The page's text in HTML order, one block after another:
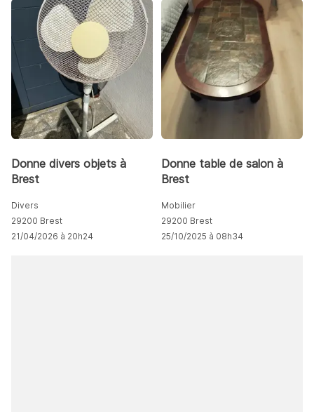
Donne divers objets à
Brest
Divers
29200 Brest
21/04/2026 à 20h24
Donne table de salon à
Brest
Mobilier
29200 Brest
25/10/2025 à 08h34